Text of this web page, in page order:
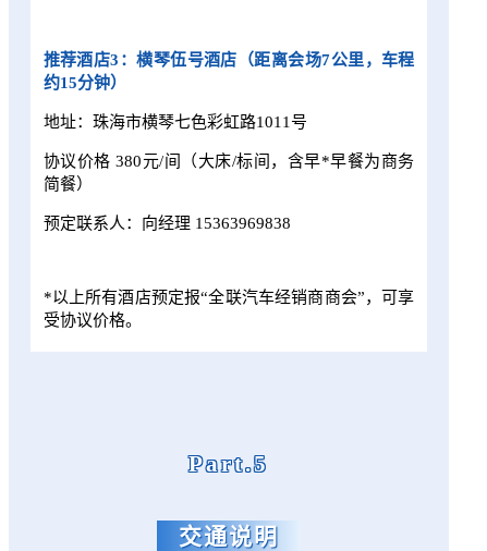
推荐酒店3：横琴伍号酒店（距离会场7公里，车程
约15分钟）
地址：珠海市横琴七色彩虹路1011号
协议价格 380元/间（大床/标间，含早*早餐为商务
简餐）
预定联系人：向经理 15363969838
*以上所有酒店预定报“全联汽车经销商商会”，可享
受协议价格。
Part.5
交通说明